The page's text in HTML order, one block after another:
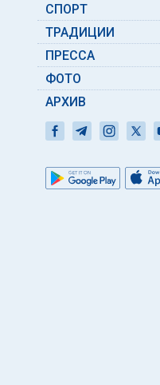
СПОРТ
ТРАДИЦИИ
ПРЕССА
ФОТО
АРХИВ